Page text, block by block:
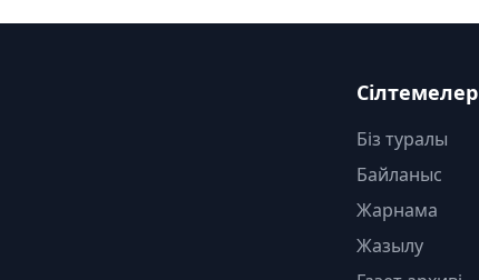
Сілтемелер
Біз туралы
Байланыс
Жарнама
Жазылу